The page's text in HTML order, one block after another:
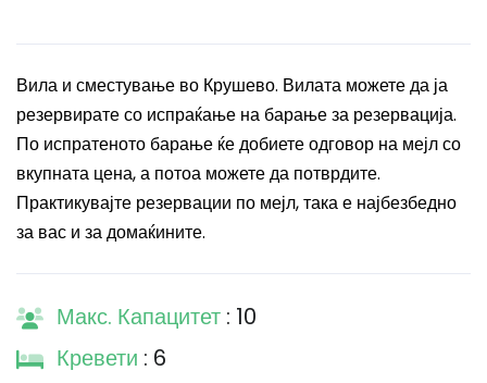
Вила и сместување во Крушево. Вилата можете да ја
резервирате со испраќање на барање за резервација.
По испратеното барање ќе добиете одговор на мејл со
вкупната цена, а потоа можете да потврдите.
Практикувајте резервации по мејл, така е најбезбедно
за вас и за домаќините.
Макс. Капацитет : 10
Кревети : 6